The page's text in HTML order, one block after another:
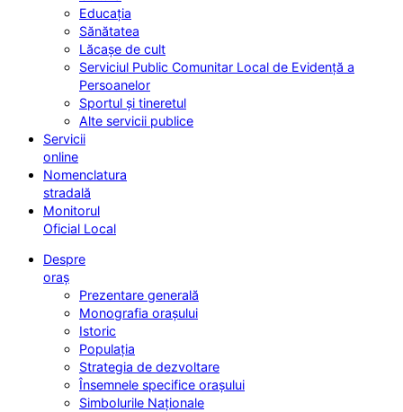
Educația
Sănătatea
Lăcașe de cult
Serviciul Public Comunitar Local de Evidență a
Persoanelor
Sportul și tineretul
Alte servicii publice
Servicii
online
Nomenclatura
stradală
Monitorul
Oficial Local
Despre
oraș
Prezentare generală
Monografia orașului
Istoric
Populația
Strategia de dezvoltare
Însemnele specifice orașului
Simbolurile Naționale